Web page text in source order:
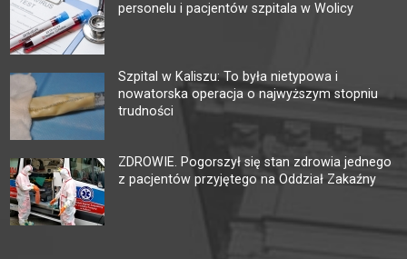
personelu i pacjentów szpitala w Wolicy
Szpital w Kaliszu: To była nietypowa i
nowatorska operacja o najwyższym stopniu
trudności
ZDROWIE. Pogorszył się stan zdrowia jednego
z pacjentów przyjętego na Oddział Zakaźny